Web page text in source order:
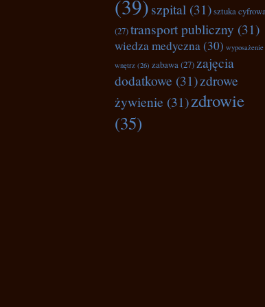
(39)szpital (31)sztuka
(27)transport publiczny (31)
wiedza medyczna(30) wyposażenie
wnętrz (26) zabawa(27) zajęcia
dodatkowe (31)zdrowe
żywienie (31)zdrowie
(35)